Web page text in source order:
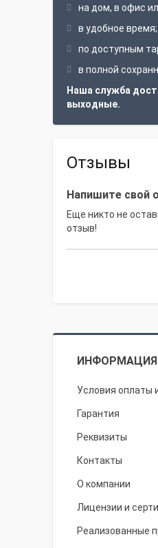
на дом, в офис
в удобное время;
по доступным
в полной
Наша служба
выходные.
Отзывы
Напишите свой
Еще никто не
отзыв!
ИНФОРМАЦИЯ
Условия оплаты
Гарантия
Реквизиты
Контакты
О компании
Лицензии и
Реализованные